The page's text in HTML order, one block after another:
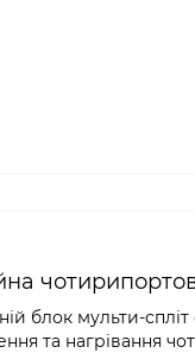
блок мульти-
та нагрівання